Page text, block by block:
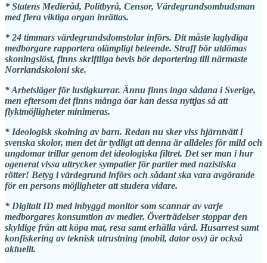
* Statens Medieråd, Politbyrå, Censor, Värdegrundsombudsman
med flera viktiga organ inrättas.
* 24 timmars värdegrundsdomstolar införs. Dit måste laglydiga
medborgare rapportera olämpligt beteende. Straff bör utdömas
skoningslöst, finns skriftliga bevis bör deportering till närmaste
Norrlandskoloni ske.
* Arbetsläger för lustigkurrar. Ännu finns inga sådana i Sverige,
men eftersom det finns många öar kan dessa nyttjas så att
flyktmöjligheter minimeras.
* Ideologisk skolning av barn. Redan nu sker viss hjärntvätt i
svenska skolor, men det är tydligt att denna är alldeles för mild och
ungdomar trillar genom det ideologiska filtret. Det ser man i hur
ogenerat vissa uttrycker sympatier för partier med nazistiska
rötter! Betyg i värdegrund införs och sådant ska vara avgörande
för en persons möjligheter att studera vidare.
* Digitalt ID med inbyggd monitor som scannar av varje
medborgares konsumtion av medier. Överträdelser stoppar den
skyldige från att köpa mat, resa samt erhålla vård. Husarrest samt
konfiskering av teknisk utrustning (mobil, dator osv) är också
aktuellt.